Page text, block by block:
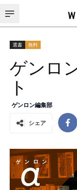
選書 無料
ゲンロ
ト
ゲンロン編集部
シェア